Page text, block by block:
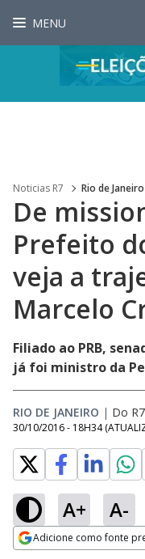
MENU
Noticias R7 Rio de Janeiro
De
Prefeito
veja a
Marcelo
Filiado ao PRB,
já foi ministro da
RIO DE JANEIRO | Do R7
30/10/2016 - 18H34
A+ A-
Adicione como fonte